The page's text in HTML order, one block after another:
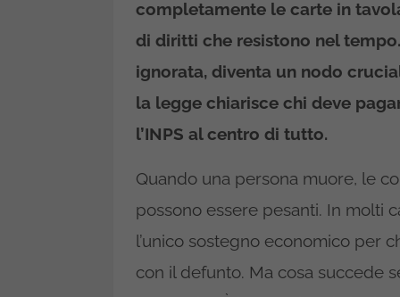
completamente le carte in
di diritti che resistono nel
ignorata, diventa un nodo
la legge chiarisce chi deve
l’INPS al centro di tutto.
Quando una persona muore, le
possono essere pesanti. In molti
l’unico sostegno economico per
con il defunto. Ma cosa succede